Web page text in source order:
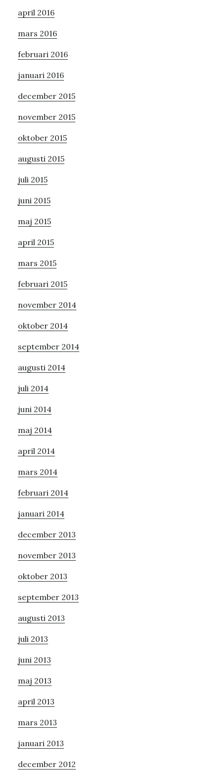
april 2016
mars 2016
februari 2016
januari 2016
december 2015
november 2015
oktober 2015
augusti 2015
juli 2015
juni 2015
maj 2015
april 2015
mars 2015
februari 2015
november 2014
oktober 2014
september 2014
augusti 2014
juli 2014
juni 2014
maj 2014
april 2014
mars 2014
februari 2014
januari 2014
december 2013
november 2013
oktober 2013
september 2013
augusti 2013
juli 2013
juni 2013
maj 2013
april 2013
mars 2013
januari 2013
december 2012